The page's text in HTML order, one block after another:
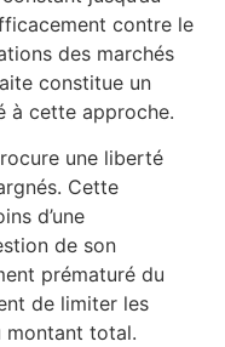
contre le
des marchés
constitue un
à cette approche.
une liberté
Cette
d’une
de son
prématuré du
de limiter les
montant total.